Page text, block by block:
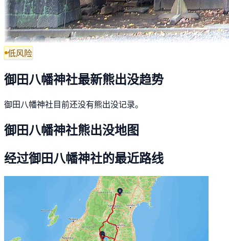
低风险
御田八幡神社最新熊出没趋势
御田八幡神社目前还没有熊出没记录。
御田八幡神社熊出没地图
经过御田八幡神社的最近路线